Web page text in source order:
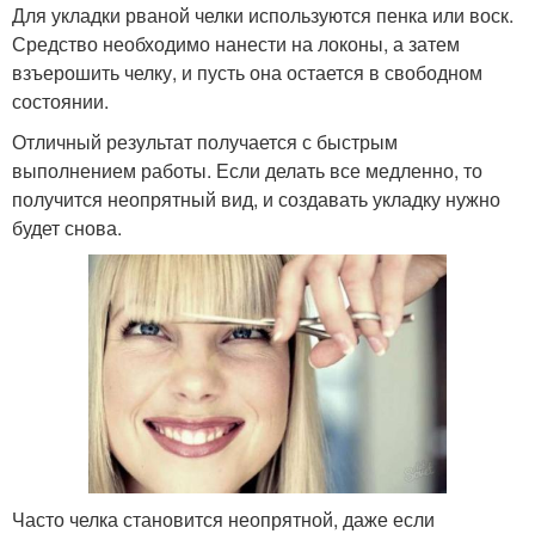
Для укладки рваной челки используются пенка или воск.
Средство необходимо нанести на локоны, а затем
взъерошить челку, и пусть она остается в свободном
состоянии.
Отличный результат получается с быстрым
выполнением работы. Если делать все медленно, то
получится неопрятный вид, и создавать укладку нужно
будет снова.
Часто челка становится неопрятной, даже если